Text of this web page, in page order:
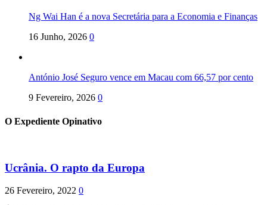
Ng Wai Han é a nova Secretária para a Economia e Finanças
16 Junho, 2026 0
António José Seguro vence em Macau com 66,57 por cento
9 Fevereiro, 2026 0
O Expediente Opinativo
Ucrânia. O rapto da Europa
26 Fevereiro, 2022 0